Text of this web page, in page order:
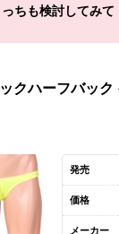
ちも検討してみて
クハーフバック
発売
価格
メーカー